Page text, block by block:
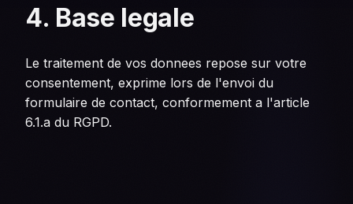
4. Base legale
Le traitement de vos donnees repose sur votre
consentement, exprime lors de l'envoi du
formulaire de contact, conformement a l'article
6.1.a du RGPD.